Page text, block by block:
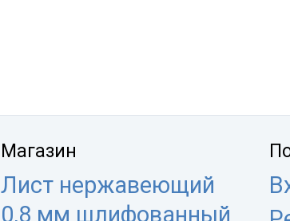
Магазин
Лист нержавеющий
0,8 мм шлифованный